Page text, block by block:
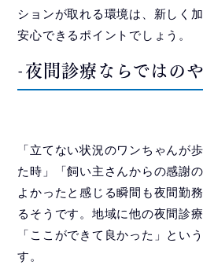
ションが取れる環境は、新しく
安心できるポイントでしょう。
-夜間診療ならではの
「立てない状況のワンちゃんが
た時」「飼い主さんからの感謝
よかったと感じる瞬間も夜間勤
るそうです。地域に他の夜間診
「ここができて良かった」とい
す。